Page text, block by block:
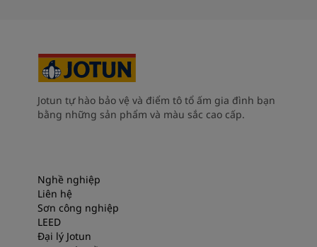
Jotun tự hào bảo vệ và điểm tô tổ ấm gia đình bạn
bằng những sản phẩm và màu sắc cao cấp.
Nghề nghiệp
Liên hệ
Sơn công nghiệp
LEED
Đại lý Jotun